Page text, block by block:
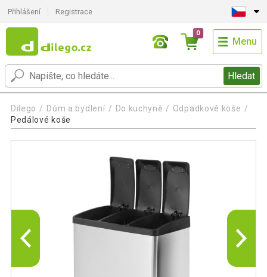
Přihlášení Registrace
Hledat
0
Menu
Dilego Dům a bydlení Do kuchyně
Odpadkové koše
Pedálové koše